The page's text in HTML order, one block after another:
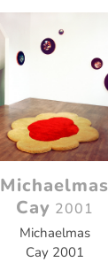
Michaelmas
Cay 2001
Michaelmas
Cay 2001